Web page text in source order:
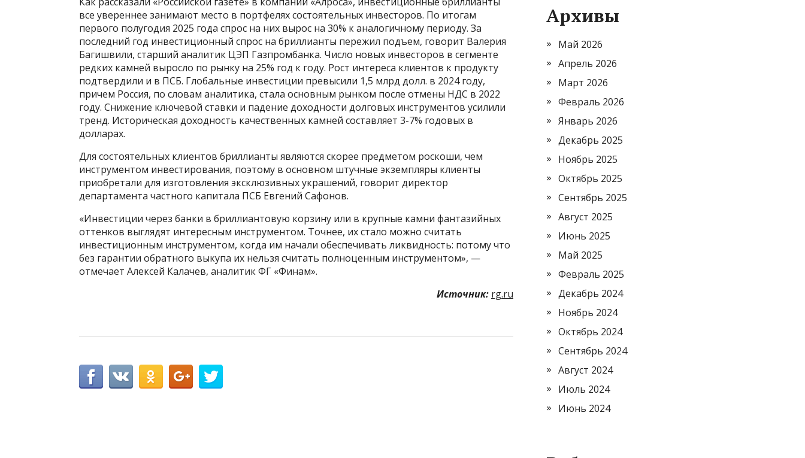
все увереннее занимают место в портфелях состоятельных инвесторов. По итогам
первого полугодия 2025 года спрос на них вырос на 30% к аналогичному периоду. За
последний год инвестиционный спрос на бриллианты пережил подъем, говорит Валерия
Багишвили, старший аналитик ЦЭП Газпромбанка. Число новых инвесторов в сегменте
редких камней выросло по рынку на 25% год к году. Рост интереса клиентов к продукту
подтвердили и в ПСБ. Глобальные инвестиции превысили 1,5 млрд долл. в 2024 году,
причем Россия, по словам аналитика, стала основным рынком после отмены НДС в 2022
году. Снижение ключевой ставки и падение доходности долговых инструментов усилили
тренд. Историческая доходность качественных камней составляет 3-7% годовых в
долларах.
Для состоятельных клиентов бриллианты являются скорее предметом роскоши, чем
инструментом инвестирования, поэтому в основном штучные экземпляры клиенты
приобретали для изготовления эксклюзивных украшений, говорит директор
департамента частного капитала ПСБ Евгений Сафонов.
«Инвестиции через банки в бриллиантовую корзину или в крупные камни фантазийных
оттенков выглядят интересным инструментом. Точнее, их стало можно считать
инвестиционным инструментом, когда им начали обеспечивать ликвидность: потому что
без гарантии обратного выкупа их нельзя считать полноценным инструментом», —
отмечает Алексей Калачев, аналитик ФГ «Финам».
Источник: rg.ru
Архивы
Май 2026
Апрель 2026
Март 2026
Февраль 2026
Январь 2026
Декабрь 2025
Ноябрь 2025
Октябрь 2025
Сентябрь 2025
Август 2025
Июнь 2025
Май 2025
Февраль 2025
Декабрь 2024
Ноябрь 2024
Октябрь 2024
Сентябрь 2024
Август 2024
Июль 2024
Июнь 2024